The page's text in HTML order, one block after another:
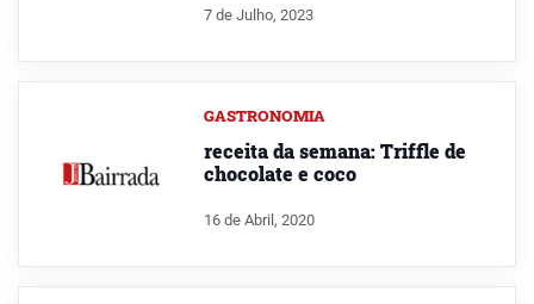
7 de Julho, 2023
GASTRONOMIA
receita da semana: Triffle de
chocolate e coco
16 de Abril, 2020